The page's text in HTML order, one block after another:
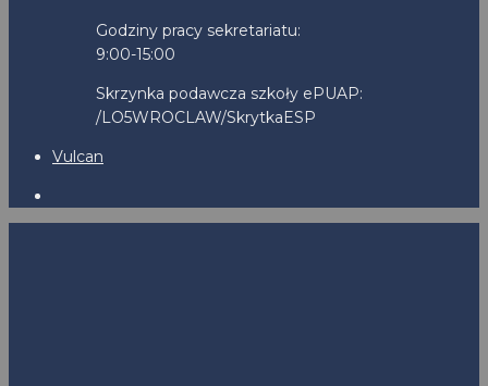
Godziny pracy sekretariatu:
9:00-15:00
Skrzynka podawcza szkoły ePUAP:
/LO5WROCLAW/SkrytkaESP
Vulcan